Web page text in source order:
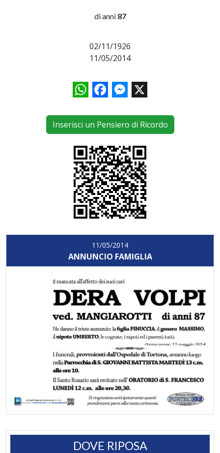
di anni 87
02/11/1926
11/05/2014
WhatsAppFacebookMessenger
X
Inserisci un Pensiero di Ricordo
11/05/2014
ANNUNCIO FAMIGLIA
DOVE RIPOSA